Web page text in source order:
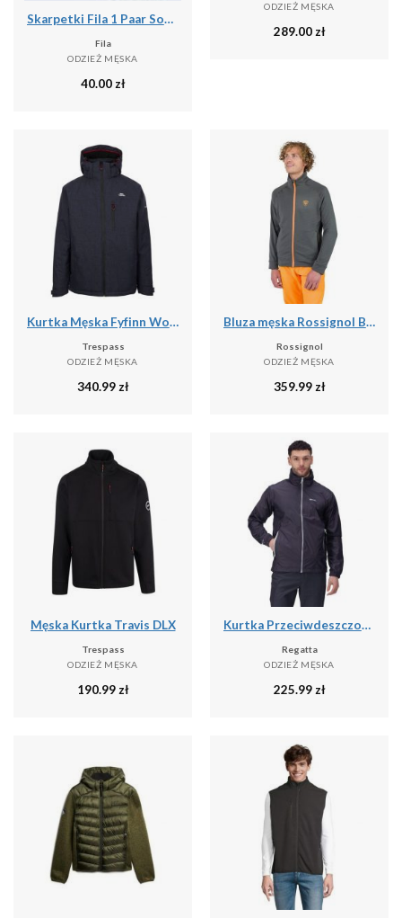
Skarpetki Fila 1 Paar Sock Black 39-42
Fila
ODZIEŻ MĘSKA
40.00 zł
ODZIEŻ MĘSKA
289.00zł
Kurtka Męska Fyfinn Wodoodporna
Trespass
ODZIEŻ MĘSKA
340.99 zł
Bluza męska Rossignol Blackside Fleece Fz
Rossignol
ODZIEŻ MĘSKA
359.99 zł
Męska Kurtka Travis DLX
Trespass
ODZIEŻ MĘSKA
190.99 zł
Kurtka Przeciwdeszczowa Męska Lyle IV
Regatta
ODZIEŻ MĘSKA
225.99 zł